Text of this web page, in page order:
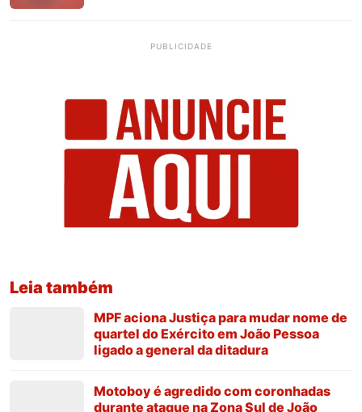
PUBLICIDADE
Leia também
MPF aciona Justiça para mudar nome de
quartel do Exército em João Pessoa
ligado a general da ditadura
Motoboy é agredido com coronhadas
durante ataque na Zona Sul de João